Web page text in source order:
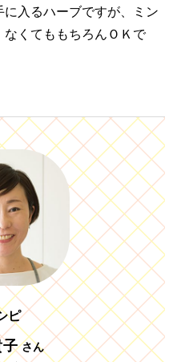
入るハーブですが、ミン
なくてももちろんＯＫで
ピ
子 さん